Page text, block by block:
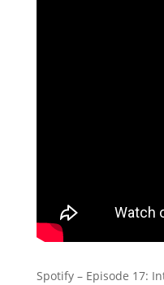
Spotify – Episode 17: